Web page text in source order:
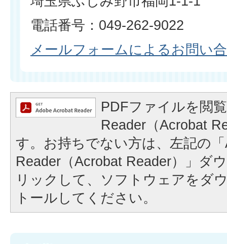
電話番号：049-262-9022
メールフォームによるお問い
PDFファイルを閲
Reader（Acrobat
す。お持ちでない方は、左記の
Reader（Acrobat Reader）」ダ
リックして、ソフトウェアをダ
トールしてください。